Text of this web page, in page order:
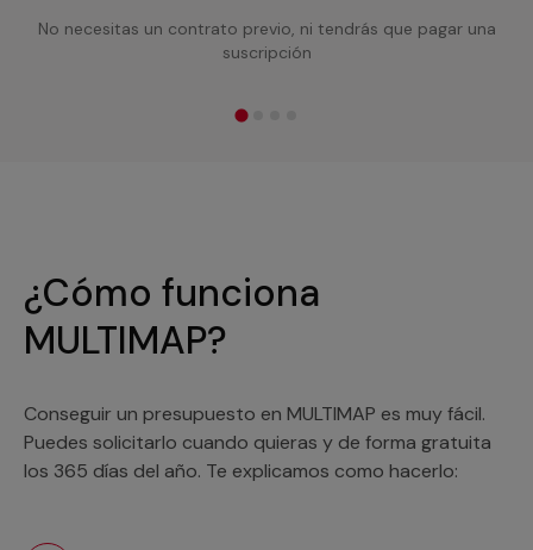
No necesitas un contrato previo, ni tendrás que pagar una
suscripción
¿Cómo funciona
MULTIMAP?
Conseguir un presupuesto en MULTIMAP es muy fácil.
Puedes solicitarlo cuando quieras y de forma gratuita
los 365 días del año. Te explicamos como hacerlo: